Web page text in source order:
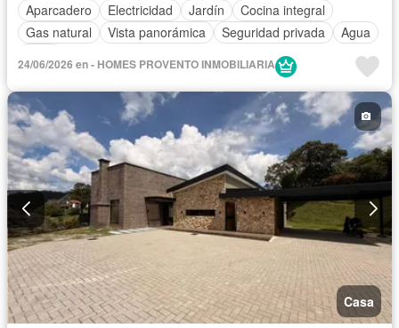
Aparcadero
Electricidad Jardín
Cocina integral
Gas natural
Vista panorámica Seguridad privada
Agua
24/06/2026 en - HOMES PROVENTO INMOBILIARIA
Casa